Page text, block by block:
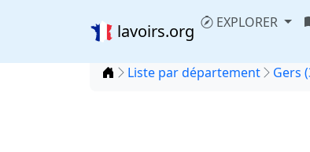
lavoirs.org EXPLORER
Accueil
Liste par département Gers